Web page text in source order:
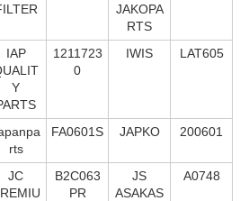
JAKOPA
RTS
IAP
Y
1211723
0
IWIS LAT605
rts
FA0601S JAPKO 200601
JC
B2C063
PR
JS
ASAKAS
A0748